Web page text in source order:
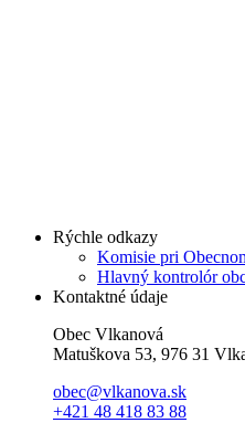
Rýchle odkazy
Komisie pri
Hlavný kontrolór
Kontaktné údaje
Obec Vlkanová
Matuškova 53, 976 31
obec@vlkanova.sk
+421 48 418 83 88